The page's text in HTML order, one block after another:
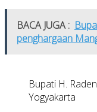
BACA JUGA :
penghargaan
Bupati H.
Yogyakarta